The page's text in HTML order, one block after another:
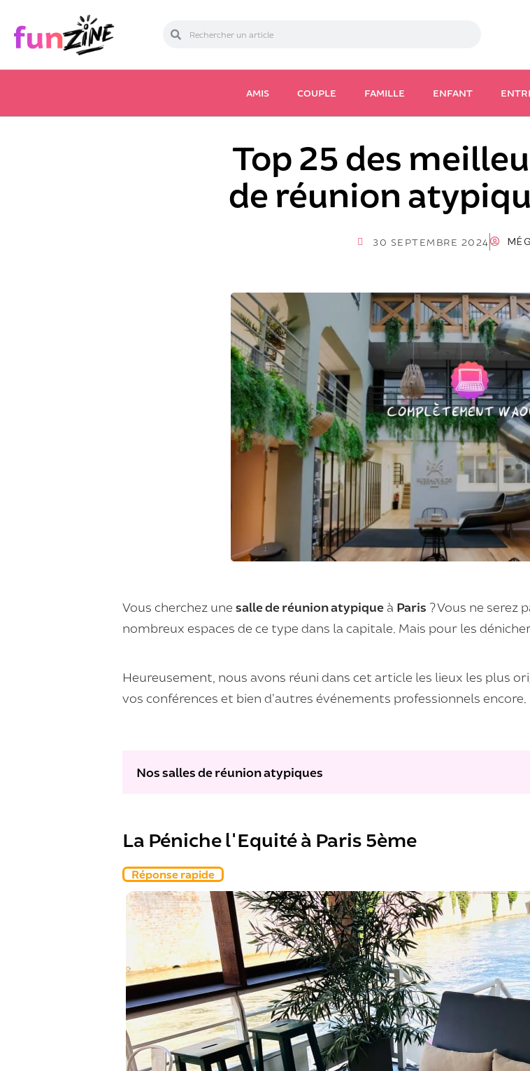
AMIS COUPLE FAMILLE ENFANT
Top 25 des
de réunion
30 SEPTEMBRE 2024
Vous cherchez une salle de réunion atypiqueà Paris ? Vous ne serez
nombreux espaces de ce type dans la capitale. Mais pour les
Heureusement, nous avons réuni dans cet article les lieux les plus
vos conférences et bien d’autres événements professionnels encore.
Nos salles de réunion atypiques
La Péniche l'Equité à Paris 5ème
Réponse rapide